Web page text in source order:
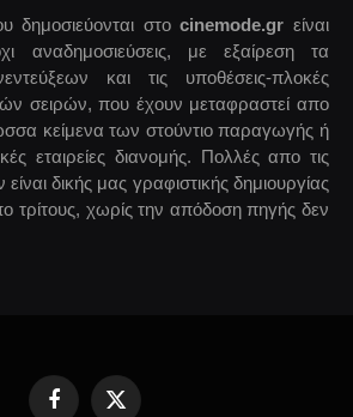
δημοσιεύονται στοcinemode.gr είναι
αναδημοσιεύσεις, με εξαίρεση τα
και τις υποθέσεις-πλοκές
σειρών, που έχουν μεταφραστεί απο
κείμενα των στούντιο παραγωγής ή
εταιρείες διανομής. Πολλές απο τις
δικής μας γραφιστικής δημιουργίας
τρίτους, χωρίς την απόδοση πηγής δεν
FacebookX